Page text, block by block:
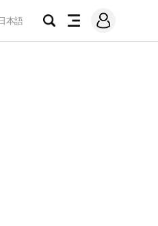
日本語
검
전
메
그